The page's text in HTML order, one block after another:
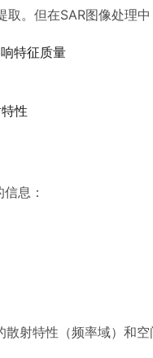
。但在SAR图像处理
特征质量
性
息：
射特性（频率域）和空